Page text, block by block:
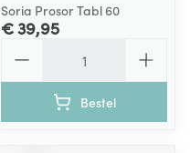
Soria Prosor Tabl 60
€ 39,95
Bestel